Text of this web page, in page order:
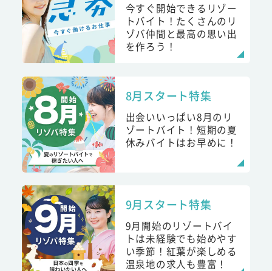
今すぐ開始できるリゾー
トバイト！たくさんのリ
ゾバ仲間と最高の思い出
を作ろう！
8月スタート特集
出会いいっぱい8月のリ
ゾートバイト！短期の夏
休みバイトはお早めに！
9月スタート特集
9月開始のリゾートバイ
トは未経験でも始めやす
い季節！紅葉が楽しめる
温泉地の求人も豊富！